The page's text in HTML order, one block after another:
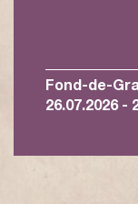
Fond-de-
26.07.2026 -